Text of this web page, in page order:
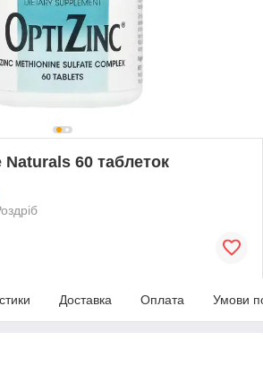
60 таблеток
Доставка Оплата Умови